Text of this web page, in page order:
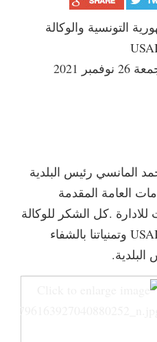
التونسية والوكالة
تلقت بلدية تستور اليوم الجمعة 26 نوفمبر 2021
المانسي رئيس البلدية
العامة المقدمة
للادارة .كل الشكر للوكالة
الامريكية للتنمية الدولية USAID وتمنياتنا بالشفاء